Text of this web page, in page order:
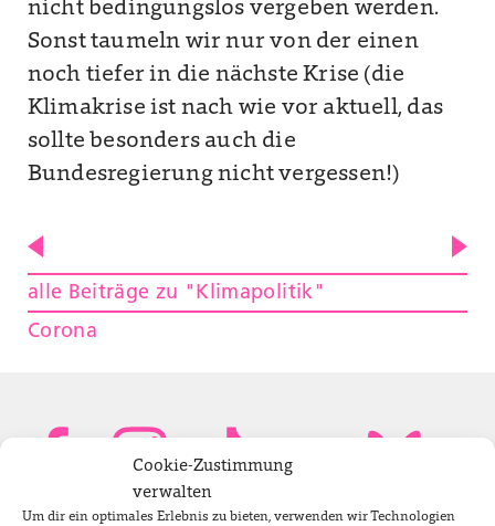
Cookie-Zustimmung
verwalten
Um dir ein optimales Erlebnis zu bieten, verwenden wir Technologien
nicht bedingungslos vergeben werden.
Sonst taumeln wir nur von der einen
noch tiefer in die nächste Krise (die
Klimakrise ist nach wie vor aktuell, das
sollte besonders auch die
Bundesregierung nicht vergessen!)
alle Beiträge zu "Klimapolitik"
Corona